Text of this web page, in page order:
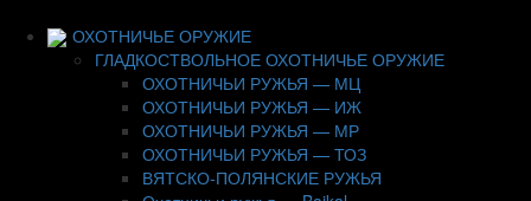
ОХОТНИЧЬЕ ОРУЖИЕ
ГЛАДКОСТВОЛЬНОЕ ОХОТНИЧЬЕ ОРУЖИЕ
ОХОТНИЧЬИ РУЖЬЯ — МЦ
ОХОТНИЧЬИ РУЖЬЯ — ИЖ
ОХОТНИЧЬИ РУЖЬЯ — МР
ОХОТНИЧЬИ РУЖЬЯ — ТОЗ
ВЯТСКО-ПОЛЯНСКИЕ РУЖЬЯ